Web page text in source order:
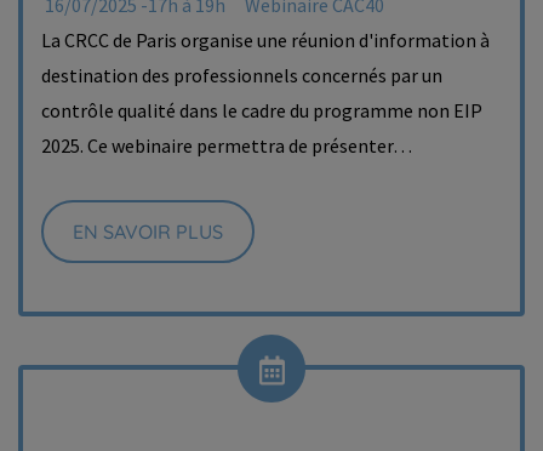
16/07/2025 -17h à 19h
Webinaire CAC40
La CRCC de Paris organise une réunion d'information à
destination des professionnels concernés par un
contrôle qualité dans le cadre du programme non EIP
2025. Ce webinaire permettra de présenter…
EN SAVOIR PLUS